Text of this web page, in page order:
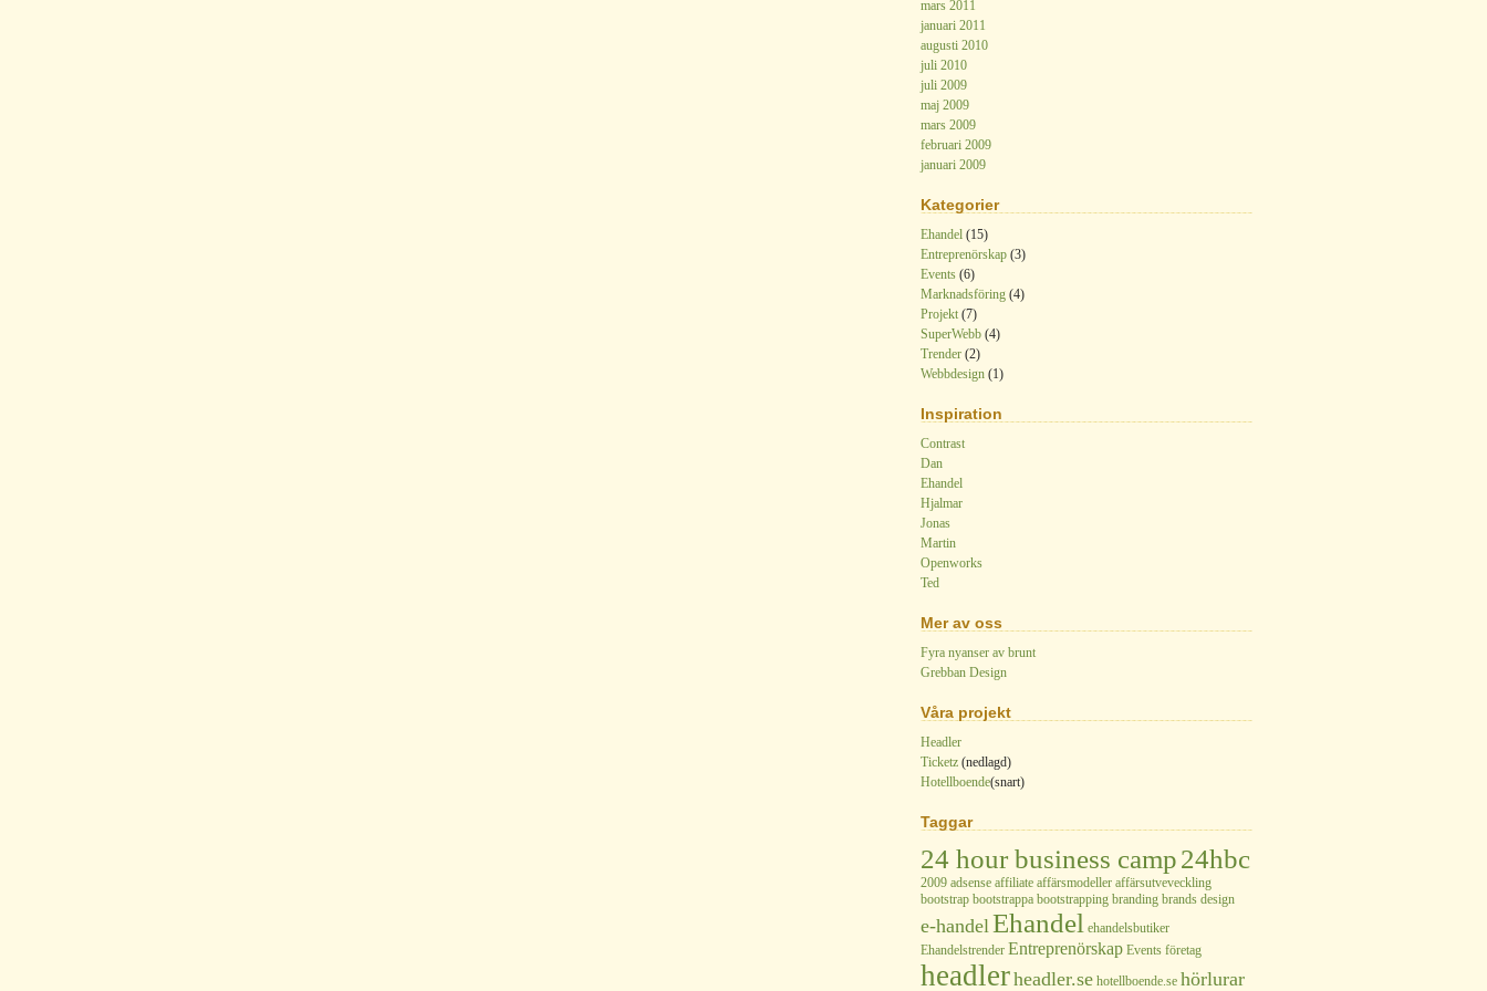
mars 2011
januari 2011
augusti 2010
juli 2010
juli 2009
maj 2009
mars 2009
februari 2009
januari 2009
Kategorier
Ehandel (15)
Entreprenörskap (3)
Events (6)
Marknadsföring (4)
Projekt (7)
SuperWebb (4)
Trender (2)
Webbdesign (1)
Inspiration
Contrast
Dan
Ehandel
Hjalmar
Jonas
Martin
Openworks
Ted
Mer av oss
Fyra nyanser av brunt
Grebban Design
Våra projekt
Headler
Ticketz (nedlagd)
Hotellboende(snart)
Taggar
24 hour business camp24hbc
2009 adsense affiliate affärsmodeller affärsutveveckling
bootstrap bootstrappa bootstrapping branding brands design
e-handel Ehandel ehandelsbutiker
Ehandelstrender Entreprenörskap Events företag
headlerheadler.se hotellboende.se hörlurar